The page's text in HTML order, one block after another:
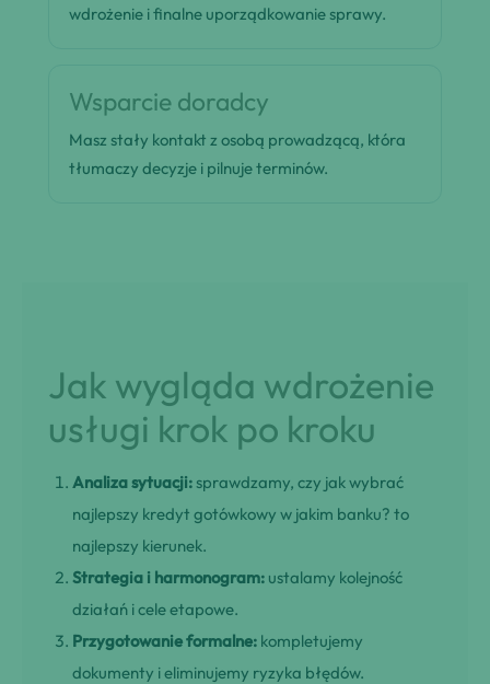
wdrożenie i finalne uporządkowanie sprawy.
Wsparcie doradcy
Masz stały kontakt z osobą prowadzącą, która
tłumaczy decyzje i pilnuje terminów.
Jak wygląda wdrożenie
usługi krok po kroku
Analiza sytuacji: sprawdzamy, czy jak wybrać
najlepszy kredyt gotówkowy w jakim banku? to
najlepszy kierunek.
Strategia i harmonogram: ustalamy kolejność
działań i cele etapowe.
Przygotowanie formalne: kompletujemy
dokumenty i eliminujemy ryzyka błędów.